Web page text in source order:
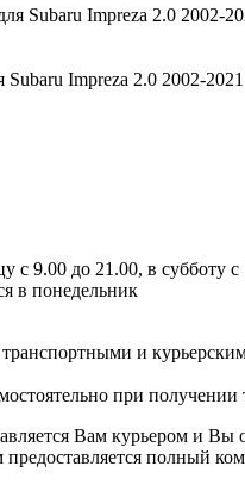
Subaru Impreza 2.0 2002-2021
с 9.00 до 21.00, в субботу
в понедельник
и
при получении
Вам курьером и Вы
полный